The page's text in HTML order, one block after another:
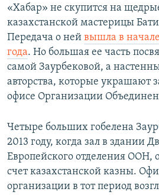
«Хабар» не скупится на
казахстанской мастерицы
Передача о ней вышла в
года. Но большая ее часть
самой Заурбековой, а
авторства, которые украшают
офисе Организации
Четыре больших гобелена
2013 году, когда зал в здании
Европейского отделения ООН,
счет казахстанской казны.
организации в тот период